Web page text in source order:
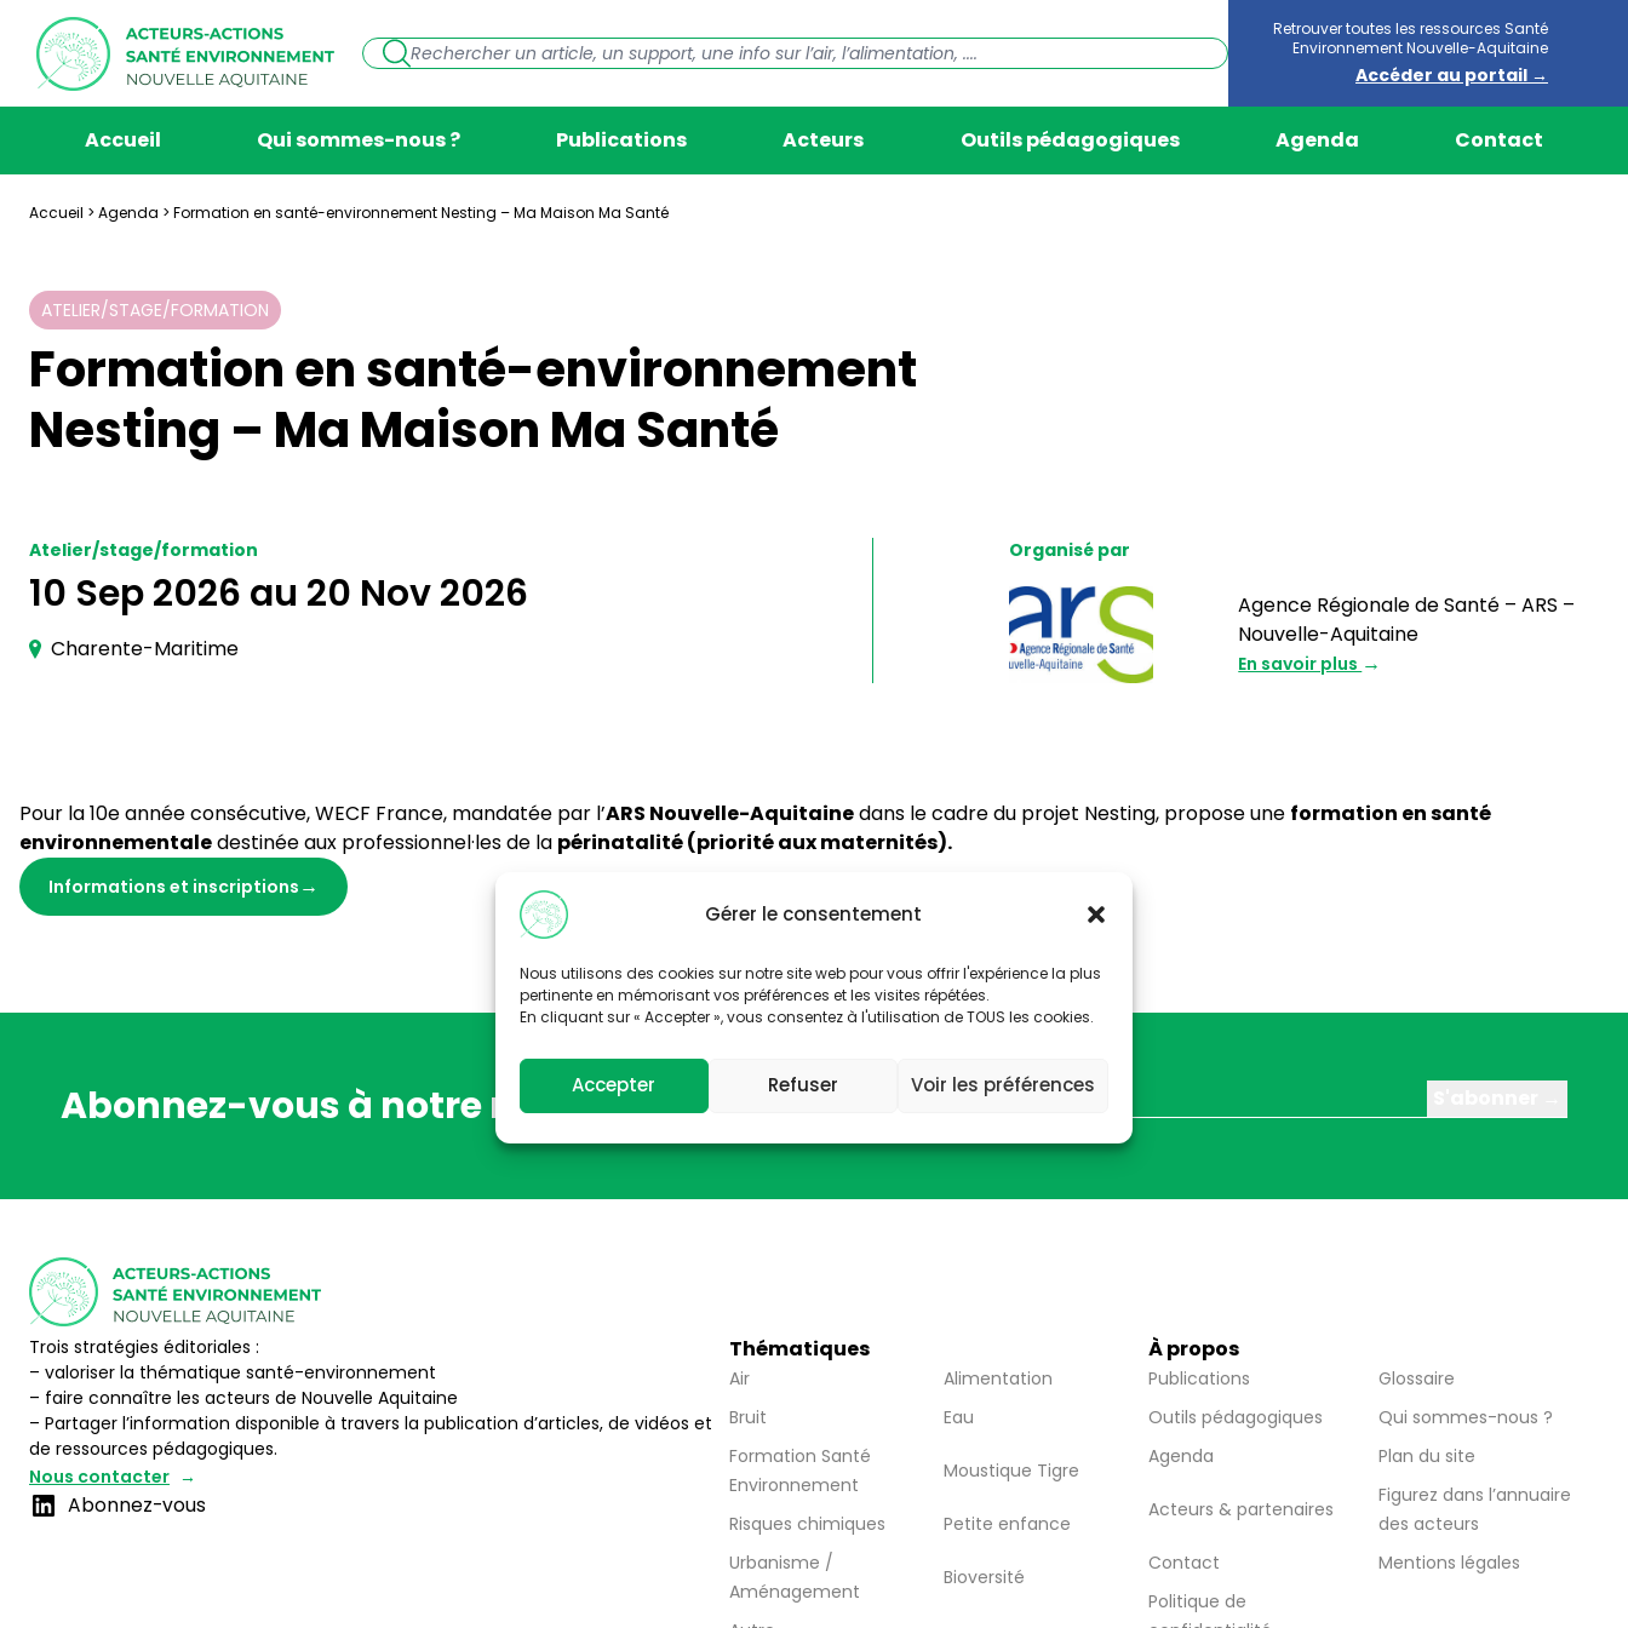
Gérer le consentement
Nous utilisons des cookies sur notre site web pour vous offrir l'expérience la plus
pertinente en mémorisant vos préférences et les visites répétées.
En cliquant sur « Accepter », vous consentez à l'utilisation de TOUS les cookies.
Accepter Refuser Voir les préférences
Retrouver toutes les ressources Santé
Environnement Nouvelle-Aquitaine
Accéder au portail →
Accueil Qui sommes-nous ? Publications Acteurs Outils pédagogiques Agenda Contact
Accueil > Agenda > Formation en santé-environnement Nesting – Ma Maison Ma Santé
ATELIER/STAGE/FORMATION
Formation en santé-environnement
Nesting – Ma Maison Ma Santé
Atelier/stage/formation
10 Sep 2026 au 20 Nov 2026
Charente-Maritime
Organisé par
Agence Régionale de Santé – ARS –
Nouvelle-Aquitaine
En savoir plus
Pour la 10e année consécutive, WECF France, mandatée par l’ARS Nouvelle-Aquitainedans le cadre du projet Nesting, propose une formation en santé
environnementaledestinée aux professionnel·les de la périnatalité (priorité aux maternités).
Informations et inscriptions
Abonnez-vous à notre newsletter
Trois stratégies éditoriales :
– valoriser la thématique santé-environnement
– faire connaître les acteurs de Nouvelle Aquitaine
– Partager l’information disponible à travers la publication d’articles, de vidéos et
de ressources pédagogiques.
Nous contacter
Abonnez-vous
Thématiques
Air
Alimentation
Bruit
Eau
Formation Santé
Environnement
Moustique Tigre
Risques chimiques
Petite enfance
Urbanisme /
Aménagement
Bioversité
À propos
Publications
Glossaire
Outils pédagogiques
Qui sommes-nous ?
Agenda
Plan du site
Acteurs & partenaires
Figurez dans l’annuaire
des acteurs
Contact
Mentions légales
Politique de